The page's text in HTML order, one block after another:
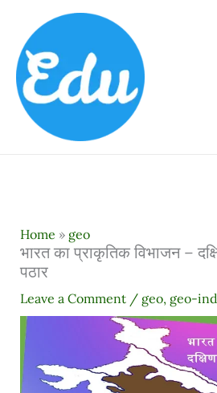
content
Home » geo
भारत का प्राकृतिक विभाजन –
पठार
Leave a Comment / geo, geo-